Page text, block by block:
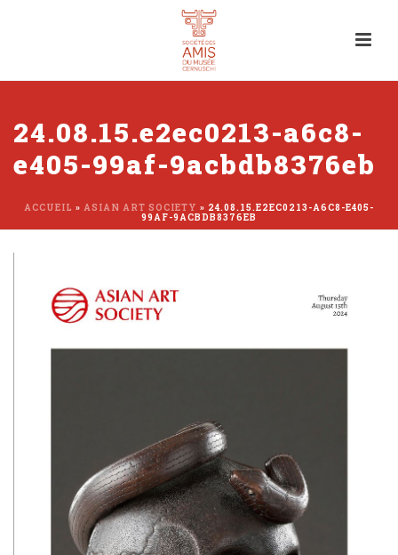
24.08.15.e2ec0213-a6c8-
e405-99af-9acbdb8376eb
ACCUEIL » ASIAN ART SOCIETY » 24.08.15.E2EC0213-A6C8-E405-
99AF-9ACBDB8376EB